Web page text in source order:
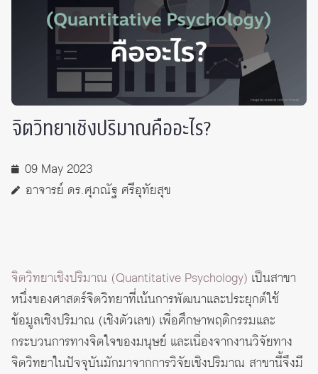
จิตวิทยาเชิงปริมาณคืออะไร?
09 May 2023
อาจารย์ ดร.ศุภณัฐ ศรีอุทัยสุข
จิตวิทยาเชิงปริมาณ (Quantitative Psychology) เป็นสาขา
หนึ่งของศาสตร์จิตวิทยาที่เน้นการพัฒนาและประยุกต์ใช้
ข้อมูลเชิงปริมาณ (เชิงตัวเลข) เพื่อศึกษาพฤติกรรมและ
กระบวนการทางจิตใจของมนุษย์ และเนื่องจากงานวิจัยทาง
จิตวิทยาในปัจจุบันมักมาจากการวิจัยเชิงปริมาณ สาขานี้จึงมี